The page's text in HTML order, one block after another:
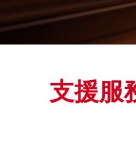
支援服